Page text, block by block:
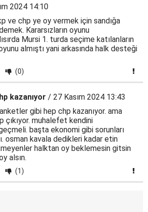
2024 14:10
ve chp ye oy vermek için sandığa
Kararsızların oyunu
Mursi 1. turda seçime katılanların
almıştı yani arkasında halk desteği
(0)
kazanıyor / 27 Kasım 2024 13:43
gibi hep chp kazanıyor. ama
çıkıyor. muhalefet kendini
başta ekonomi gibi sorunları
osman kavala dedikleri kadar etin
halktan oy beklemesin gitsin
alsın.
(1)